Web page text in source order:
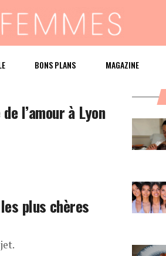
BONS PLANS MAGAZINE
l’amour à Lyon
plus chères